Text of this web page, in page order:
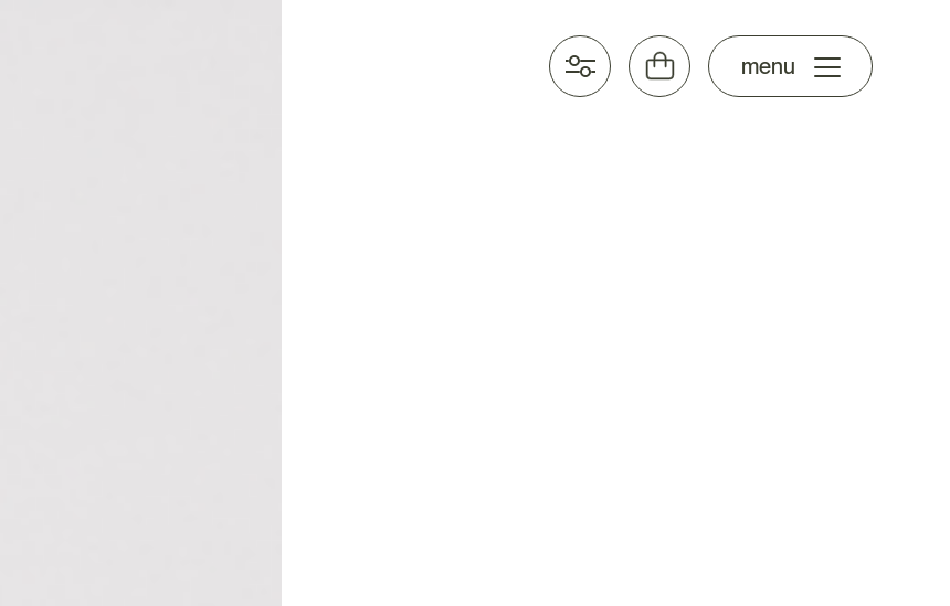
stel samen menu